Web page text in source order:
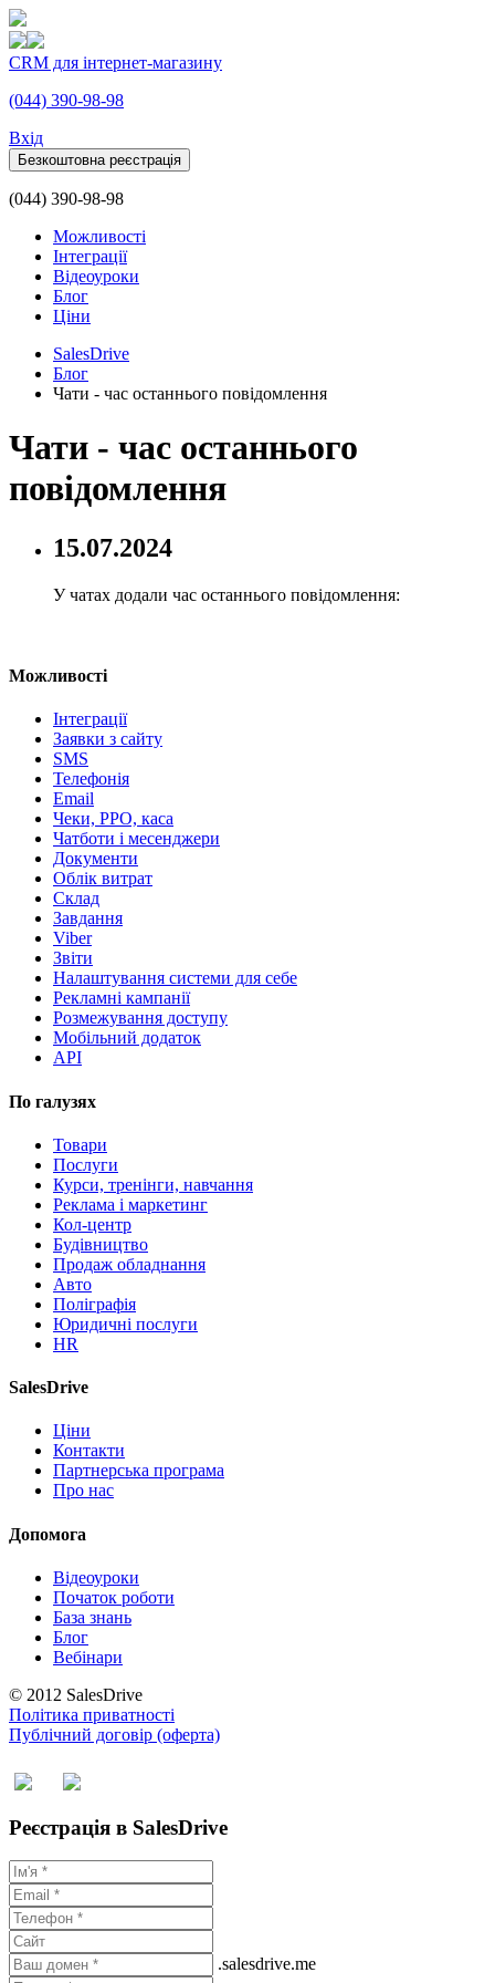
CRM для інтернет-магазину
(044) 390-98-98
Вхiд
Безкоштовна реєстрація
(044) 390-98-98
Можливості
Інтеграції
Відеоуроки
Блог
Ціни
SalesDrive
Блог
Чати - час останнього повідомлення
Чати - час останнього
повідомлення
15.07.2024
У чатах додали час останнього повідомлення:
Можливості
Інтеграції
Заявки з сайту
SMS
Телефонія
Email
Чеки, РРО, каса
Чатботи і месенджери
Документи
Облік витрат
Склад
Завдання
Viber
Звіти
Налаштування системи для себе
Рекламні кампанії
Розмежування доступу
Мобільний додаток
API
По галузях
Товари
Послуги
Курси, тренінги, навчання
Реклама і маркетинг
Кол-центр
Будівництво
Продаж обладнання
Авто
Поліграфія
Юридичні послуги
HR
SalesDrive
Ціни
Контакти
Партнерська програма
Про нас
Допомога
Відеоуроки
Початок роботи
База знань
Блог
Вебінари
© 2012 SalesDrive
Політика приватності
Публічний договір (оферта)
Реєстрація в SalesDrive
.salesdrive.me